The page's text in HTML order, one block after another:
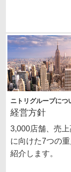
ニトリグループにつ
経営方針
3,000店舗、売上
に向けた7つの
紹介します。